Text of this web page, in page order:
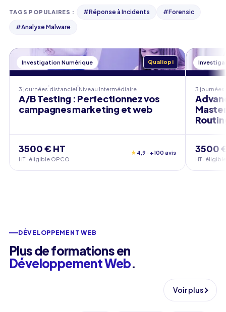
TAGS POPULAIRES : #Réponse à Incidents #Forensic
#Analyse Malware
Investigation Numérique Qualiopi
3 journées distanciel Niveau Intermédiaire
A/B Testing : Perfectionnez vos
campagnes marketing et web
3500 € HT
HT · éligible OPCO
★ 4,9 · +100 avis
3 journées
3500
HT ·
DÉVELOPPEMENT WEB
Plus de formations en
Développement Web.
Voir plus